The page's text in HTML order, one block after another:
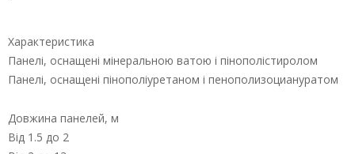
Характеристика
Панелі, оснащені мінеральною ватою і пінополістиролом
Панелі, оснащені пінополіуретаном і пенополизоциануратом
Довжина панелей, м
Від 1.5 до 2